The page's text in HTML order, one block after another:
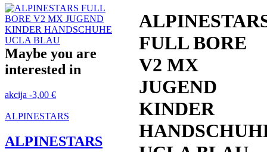
FULL BORE
V2 MX
JUGEND
KINDER
Maybe you are
interested in
akcija -3,00 €
ALPINESTARS
ALPINESTARS